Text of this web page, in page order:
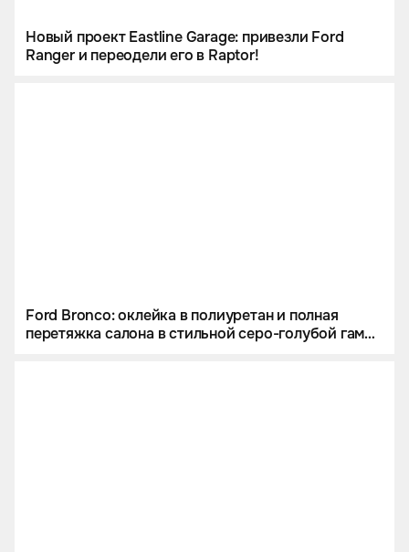
Новый проект Eastline Garage: привезли Ford
Ranger и переодели его в Raptor!
Ford Bronco: оклейка в полиуретан и полная
перетяжка салона в стильной серо-голубой гамме